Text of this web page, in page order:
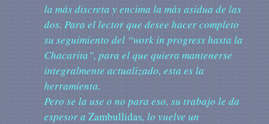
la más discreta y encima la más asidua de las
dos. Para el lector que desee hacer completo
su seguimiento del “work in progress hasta la
Chacarita”, para el que quiera mantenerse
integralmente actualizado, esta es la
herramienta.
Pero se la use o no para eso, su trabajo le da
espesor a Zambullidas, lo vuelve un